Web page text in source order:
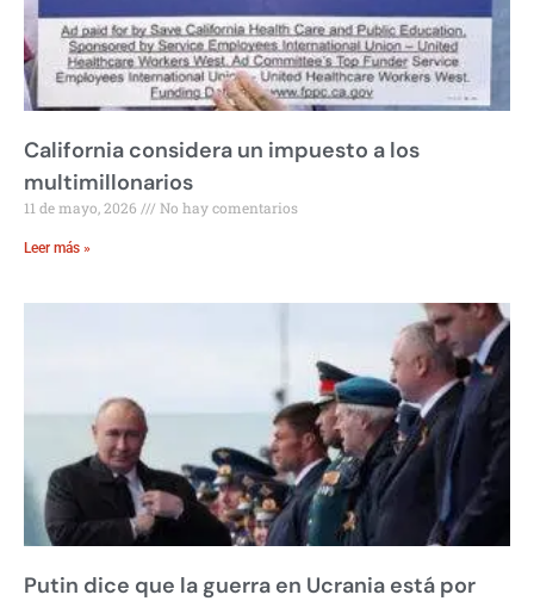
California considera un impuesto a los
multimillonarios
11 de mayo, 2026 No hay comentarios
Leer más »
Putin dice que la guerra en Ucrania está por